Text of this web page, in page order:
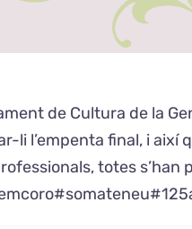
de Cultura de la
li l’empenta final, i
totes